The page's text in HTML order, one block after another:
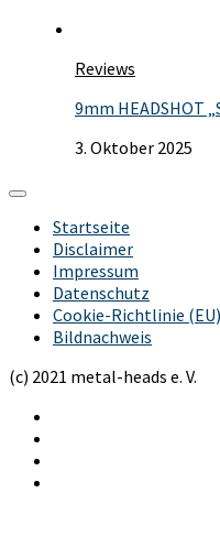
Reviews
9mm HEADSHOT
3. Oktober 2025
Startseite
Disclaimer
Impressum
Datenschutz
Cookie-Richtlinie (EU)
Bildnachweis
(c) 2021 metal-heads e. V.